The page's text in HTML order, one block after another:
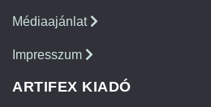
Médiaajánlat
Impresszum
ARTIFEX KIADÓ